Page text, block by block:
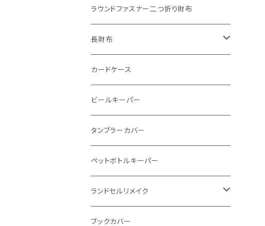
ワンタッチコインケース 国産革
ファスナーコインケース
"Ripper"マイクロウォレット(三つ折り
式)
"Basic"アートウォレット
番外編Basicアートウォレット (インポート革版)
スキニーウォレット
ストーンウォレット
メタルウォレット
インビジブルウォレット
イントレチャート 編み込みアートウォレッ
ト
"Crammy"L字フラップウォレット
ラウンドファスナー二つ折り財布
長財布
折り財布
L字ファスナー
柔らか革財布
イントレチャート
ラウンドファスナー
カードケース
ビールキーパー
タンブラーカバー
ペットボトルキーパー
ランドセルリメイク
写真立て
ブックカバー